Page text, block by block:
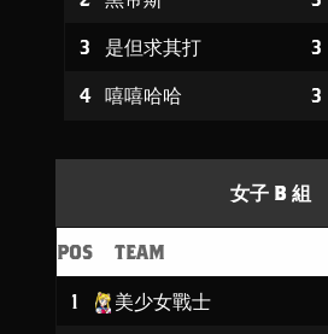
3 是但求其打 3
4 嘻嘻哈哈 3
女子 B 組
POS TEAM
1 美少女戰士